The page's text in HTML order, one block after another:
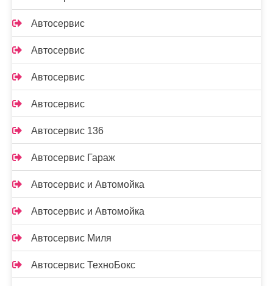
Автосервис
Автосервис
Автосервис
Автосервис
Автосервис 136
Автосервис Гараж
Автосервис и Автомойка
Автосервис и Автомойка
Автосервис Миля
Автосервис ТехноБокс